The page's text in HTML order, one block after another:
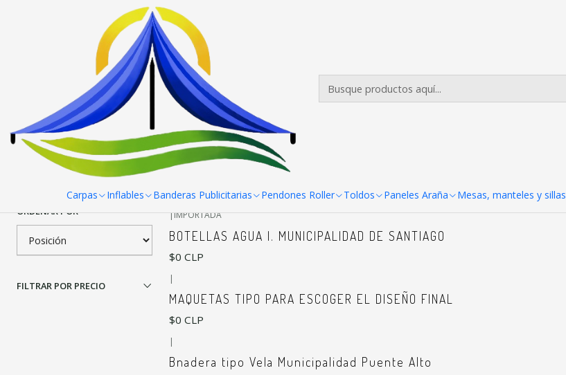
Carpas Inflables Banderas Publicitarias Pendones Roller Toldos Paneles Araña Mesas, manteles y sillas
Trabajos hechos
Trabajos hechos
Filtrar Productos
1-23 de 23 productos
Aplicar filtros
ORDENAR POR
FILTRAR POR PRECIO
|FABRICACION NACIONAL
Arco Meta Inflable Lago Ranco
$0 CLP
|IMPORTADA
BOTELLAS AGUA I. MUNICIPALIDAD DE SANTIAGO
$0 CLP
|
MAQUETAS TIPO PARA ESCOGER EL DISEÑO FINAL
$0 CLP
|
Bnadera tipo Vela Municipalidad Puente Alto